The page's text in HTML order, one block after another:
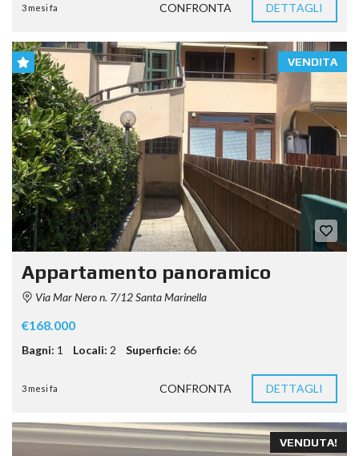
3 mesi fa CONFRONTA DETTAGLI
VENDITA
Appartamento panoramico
Via Mar Nero n. 7/12 Santa Marinella
€168.000
Bagni: 1 Locali: 2 Superficie: 66
3 mesi fa CONFRONTA DETTAGLI
VENDUTA!